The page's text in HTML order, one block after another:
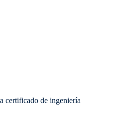
certificado de ingeniería